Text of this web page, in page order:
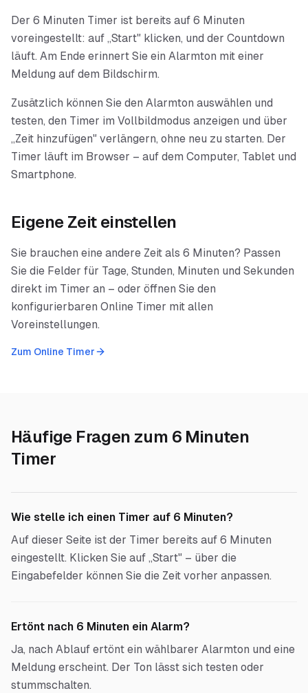
Der 6 Minuten Timer ist bereits auf 6 Minuten
voreingestellt: auf „Start" klicken, und der Countdown
läuft. Am Ende erinnert Sie ein Alarmton mit einer
Meldung auf dem Bildschirm.
Zusätzlich können Sie den Alarmton auswählen und
testen, den Timer im Vollbildmodus anzeigen und über
„Zeit hinzufügen" verlängern, ohne neu zu starten. Der
Timer läuft im Browser – auf dem Computer, Tablet und
Smartphone.
Eigene Zeit einstellen
Sie brauchen eine andere Zeit als 6 Minuten? Passen
Sie die Felder für Tage, Stunden, Minuten und Sekunden
direkt im Timer an – oder öffnen Sie den
konfigurierbaren Online Timer mit allen
Voreinstellungen.
Zum Online Timer
Häufige Fragen zum 6 Minuten
Timer
Wie stelle ich einen Timer auf 6 Minuten?
Auf dieser Seite ist der Timer bereits auf 6 Minuten
eingestellt. Klicken Sie auf „Start" – über die
Eingabefelder können Sie die Zeit vorher anpassen.
Ertönt nach 6 Minuten ein Alarm?
Ja, nach Ablauf ertönt ein wählbarer Alarmton und eine
Meldung erscheint. Der Ton lässt sich testen oder
stummschalten.